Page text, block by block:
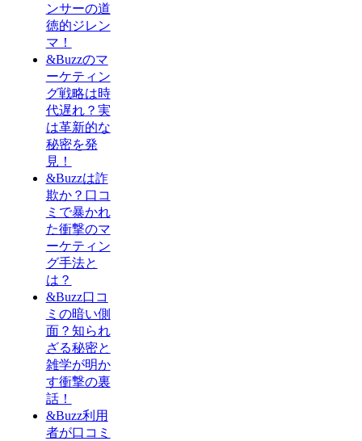
ンサーの道
徳的ジレン
マ！
&Buzzのマ
ーケティン
グ戦略は時
代遅れ？実
は革新的な
秘密を発
見！
&Buzzは詐
欺か？口コ
ミで暴かれ
た衝撃のマ
ーケティン
グ手法と
は？
&Buzz口コ
ミの暗い側
面？知られ
ざる秘密と
雑学が明か
す衝撃の裏
話！
&Buzz利用
者が口コミ